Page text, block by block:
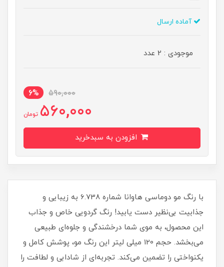
آماده ارسال
موجودی : 2 عدد
590,000
6%
560,000 تومان
با رنگ مو دوماسی هاوانا شماره 6.738 به زیبایی و
جذابیت بی‌نظیر دست یابید! رنگ گردویی خاص و جذاب
این محصول، به موی شما درخشندگی و جلوه‌ای طبیعی
می‌بخشد. حجم 120 میلی‌ لیتر این رنگ مو، پوشش کامل و
یکنواختی را تضمین می‌کند. تجربه‌ای از شادابی و لطافت را